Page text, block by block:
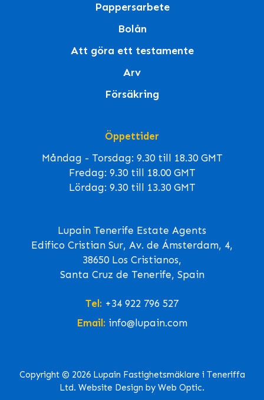
Pappersarbete
Bolån
Att göra ett testamente
Arv
Försäkring
Öppettider
Måndag - Torsdag: 9.30 till 18.30 GMT
Fredag: 9.30 till 18.00 GMT
Lördag: 9.30 till 13.30 GMT
Lupain Tenerife Estate Agents
Edifico Cristian Sur, Av. de Ámsterdam, 4,
38650 Los Cristianos,
Santa Cruz de Tenerife, Spain
Tel: +34 922 796 527
Email: info@lupain.com
Copyright © 2026 Lupain Fastighetsmäklare i Teneriffa
Ltd. Website Design by Web Optic.